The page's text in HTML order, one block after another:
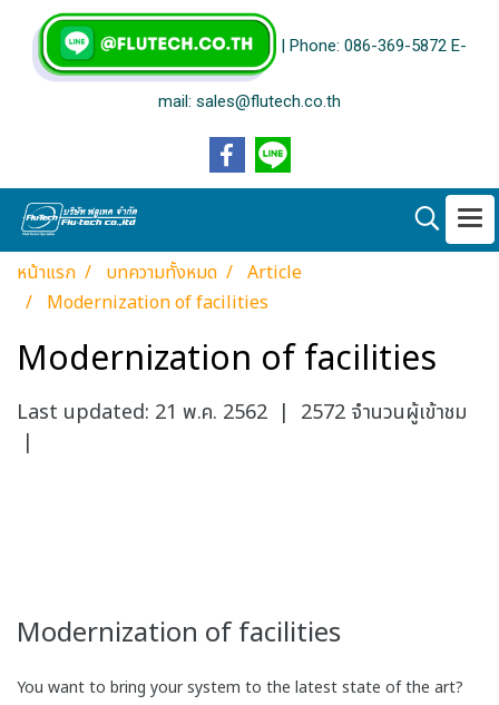
| Phone: 086-369-5872 E-
mail: sales@flutech.co.th
หน้าแรก บทความทั้งหมด
Article
Modernization of facilities
Modernization of facilities
Last updated: 21 พ.ค. 2562 | 2572 จำนวนผู้เข้าชม
|
Modernization of facilities
You want to bring your system to the latest state of the art?